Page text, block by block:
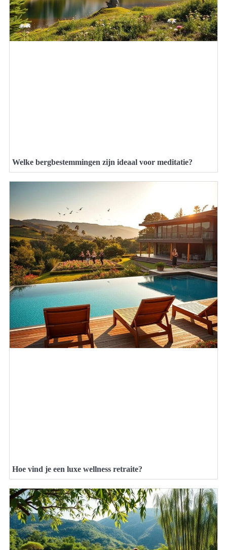
Welke bergbestemmingen zijn ideaal voor meditatie?
Hoe vind je een luxe wellness retraite?